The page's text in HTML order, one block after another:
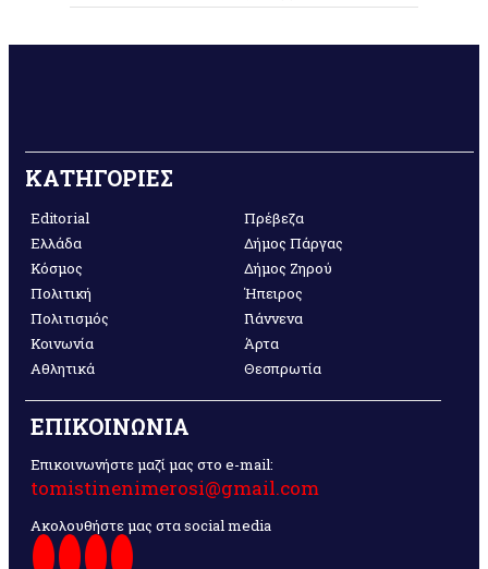
ΚΑΤΗΓΟΡΙΕΣ
Editorial
Ελλάδα
Κόσμος
Πολιτική
Πολιτισμός
Κοινωνία
Αθλητικά
Πρέβεζα
Δήμος Πάργας
Δήμος Ζηρού
Ήπειρος
Γιάννενα
Άρτα
Θεσπρωτία
ΕΠΙΚΟΙΝΩΝΙΑ
Επικοινωνήστε μαζί μας στο e-mail:
tomistinenimerosi@gmail.com
Ακολουθήστε μας στα social media